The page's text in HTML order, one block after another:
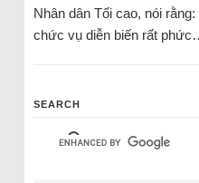
Nhân dân Tối cao, nói
chức vụ diễn biến rất
SEARCH